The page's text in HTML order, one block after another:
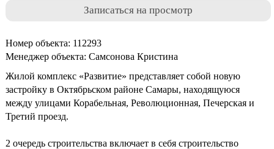
Записаться на просмотр
Номер объекта: 112293
Менеджер объекта: Самсонова Кристина
Жилой комплекс «Развитие» представляет собой новую
застройку в Октябрьском районе Самары, находящуюся
между улицами Корабельная, Революционная, Печерская и
Третий проезд.
2 очередь строительства включает в себя строительство